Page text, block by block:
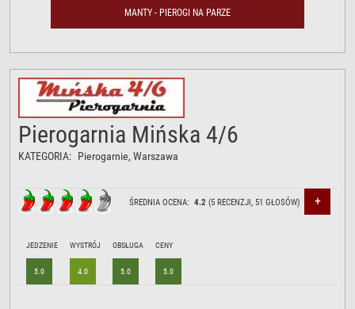
MANTY - PIEROGI NA PARZE
Pierogarnia Mińska 4/6
KATEGORIA: Pierogarnie, Warszawa
ŚREDNIA OCENA:4.2 (5 RECENZJI, 51 GŁOSÓW) +
JEDZENIE
5.0
WYSTRÓJ
4.0
OBSŁUGA
5.0
CENY
5.0